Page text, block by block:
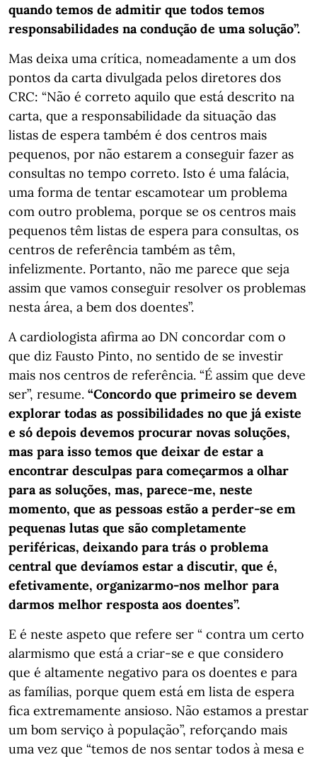
quando temos de admitir que todos temos
responsabilidades na condução de uma solução”.
Mas deixa uma crítica, nomeadamente a um dos
pontos da carta divulgada pelos diretores dos
CRC: “Não é correto aquilo que está descrito na
carta, que a responsabilidade da situação das
listas de espera também é dos centros mais
pequenos, por não estarem a conseguir fazer as
consultas no tempo correto. Isto é uma falácia,
uma forma de tentar escamotear um problema
com outro problema, porque se os centros mais
pequenos têm listas de espera para consultas, os
centros de referência também as têm,
infelizmente. Portanto, não me parece que seja
assim que vamos conseguir resolver os problemas
nesta área, a bem dos doentes”.
A cardiologista afirma ao DN concordar com o
que diz Fausto Pinto, no sentido de se investir
mais nos centros de referência. “É assim que deve
ser”, resume. “Concordo que primeiro se devem
explorar todas as possibilidades no que já existe
e só depois devemos procurar novas soluções,
mas para isso temos que deixar de estar a
encontrar desculpas para começarmos a olhar
para as soluções, mas, parece-me, neste
momento, que as pessoas estão a perder-se em
pequenas lutas que são completamente
periféricas, deixando para trás o problema
central que devíamos estar a discutir, que é,
efetivamente, organizarmo-nos melhor para
darmos melhor resposta aos doentes”.
E é neste aspeto que refere ser “ contra um certo
alarmismo que está a criar-se e que considero
que é altamente negativo para os doentes e para
as famílias, porque quem está em lista de espera
fica extremamente ansioso. Não estamos a prestar
um bom serviço à população”, reforçando mais
uma vez que “temos de nos sentar todos à mesa e